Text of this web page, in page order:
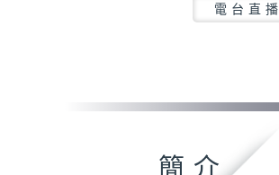
電台直播
簡介